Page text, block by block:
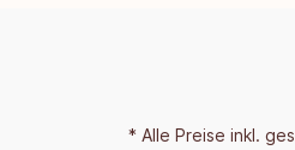
* Alle Preise inkl.